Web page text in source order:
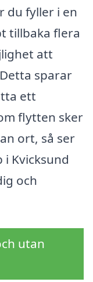
du fyller i en
tillbaka flera
att
sparar
ett
flytten sker
ort, så ser
Kvicksund
och
utan